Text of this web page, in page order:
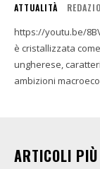
ATTUALITÀ
https://youtu.be/8BVJvR3qW58 La
è cristallizzata
ungherese,
ambizioni
ARTICOLI